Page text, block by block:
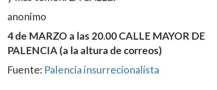
anonimo
4 de MARZO a las 20.00 CALLE MAYOR DE
PALENCIA (a la altura de correos)
Fuente: Palencia insurrecionalista